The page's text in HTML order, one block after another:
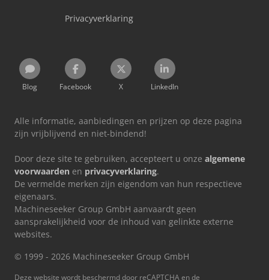
Privacyverklaring
Blog Facebook X LinkedIn
Alle informatie, aanbiedingen en prijzen op deze pagina
zijn vrijblijvend en niet-bindend!
Door deze site te gebruiken, accepteert u onze algemene
voorwaarden en privacyverklaring.
De vermelde merken zijn eigendom van hun respectieve
eigenaars.
Machineseeker Group GmbH aanvaardt geen
aansprakelijkheid voor de inhoud van gelinkte externe
websites.
© 1999 - 2026 Machineseeker Group GmbH
Deze website wordt beschermd door reCAPTCHA en de